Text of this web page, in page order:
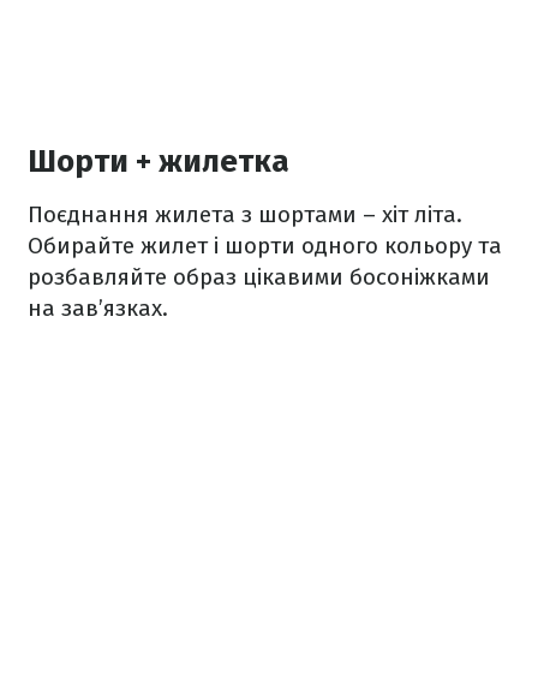
Шорти + жилетка
Поєднання жилета з шортами – хіт літа.
Обирайте жилет і шорти одного кольору та
розбавляйте образ цікавими босоніжками
на зав’язках.